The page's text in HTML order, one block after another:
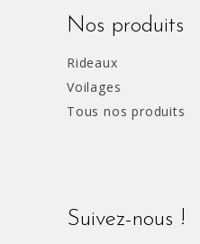
Nos produits
Rideaux
Voilages
Tous nos produits
Suivez-nous !